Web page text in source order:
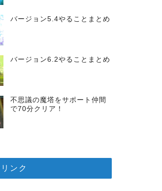
バージョン5.4やることまとめ
バージョン6.2やることまとめ
不思議の魔塔をサポート仲間
で70分クリア！
ンク